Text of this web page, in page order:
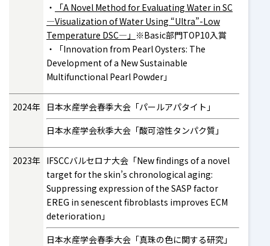
「A Novel Method for Evaluating Water in SC
―Visualization of Water Using “Ultra”-Low
Temperature DSC―」 ※Basic部門TOP10入賞
「Innovation from Pearl Oysters: The
Development of a New Sustainable
Multifunctional Pearl Powder」
2024年 日本水産学会春季大会「パールアパタイト」
日本水産学会秋季大会「酸可溶性タンパク質」
2023年 IFSCCバルセロナ大会「New findings of a novel
target for the skin’s chronological aging:
Suppressing expression of the SASP factor
EREG in senescent fibroblasts improves ECM
deterioration」
日本水産学会春季大会「真珠の色に関する研究」